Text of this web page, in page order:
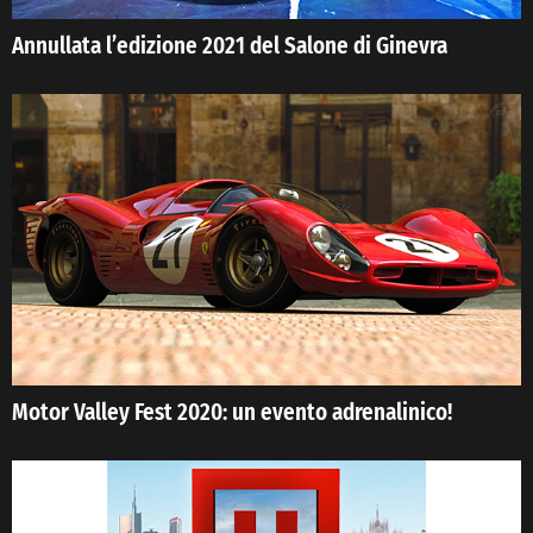
Annullata l’edizione 2021 del Salone di Ginevra
Motor Valley Fest 2020: un evento adrenalinico!